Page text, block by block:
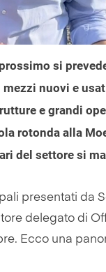
si
nuovi e
e grandi
rotonda alla
del settore si
presentati da
delegato di
Ecco una